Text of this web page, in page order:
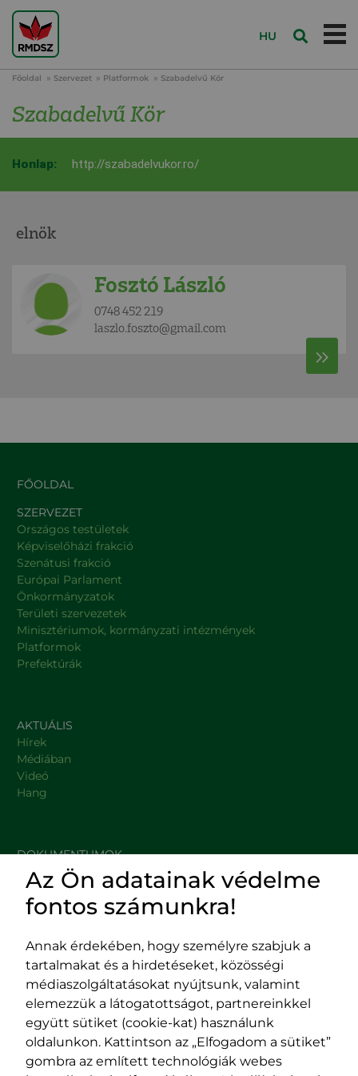
HU
Főoldal Szervezet Platformok Szabadelvű Kör
Szabadelvű Kör
Honlap: http://szabadelvukor.ro/
elnök
Fosztó László
0748 452 219
laszlo.foszto@gmail.com
FŐOLDAL
SZERVEZET
Országos testületek
Képviselőházi frakció
Szenátusi frakció
Európai Parlament
Önkormányzatok
Területi szervezetek
Minisztériumok, kormányzati intézmények
Platformok
Prefektúrák
AKTUÁLIS
Hírek
Médiában
Videó
Hang
DOKUMENTUMOK
HASZNOS LINKEK
Impresszum
Adatvédelmi szabályzat
EPP program
400029 Kolozsvár,
Fürdő (Card. Iuliu Hossu) utca, 41.
szám
400489 Kolozsvár,
Majális utca, 60.
szám
Az Ön adatainak védelme
fontos számunkra!
Annak érdekében, hogy személyre szabjuk a
tartalmakat és a hirdetéseket, közösségi
médiaszolgáltatásokat nyújtsunk, valamint
elemezzük a látogatottságot, partnereinkkel
együtt sütiket (cookie-kat) használunk
oldalunkon. Kattintson az „Elfogadom a sütiket”
gombra az említett technológiák webes